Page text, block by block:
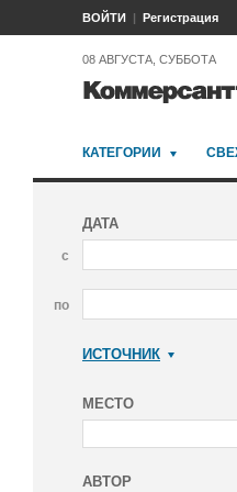
ВОЙТИ Регистрация
08 АВГУСТА, СУББОТА
КАТЕГОРИИ
ДАТА
с
по
ИСТОЧНИК
МЕСТО
АВТОР